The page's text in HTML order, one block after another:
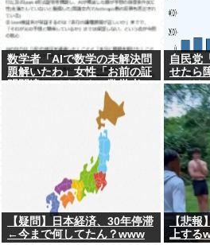
数学者「AIで数学の未解決問
題解いたわ」女性「お前の証
「内容デタラメで草。AI使う
のヘタ？」→女性大発狂
自民党
せたら
のでは
【疑問】日本経済、30年停滞
←今まで何してたん？www
【悲報
上する